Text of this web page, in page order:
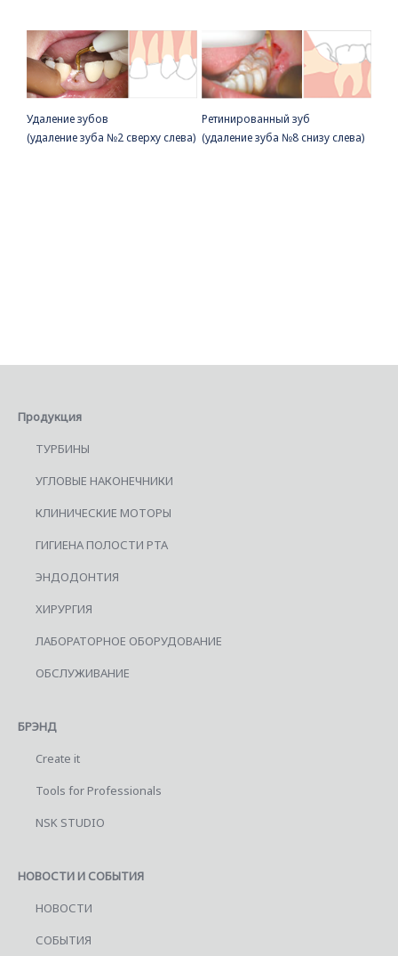
Удаление зубов
(удаление зуба №2 сверху слева)
Ретинированный зуб
(удаление зуба №8 снизу слева)
Продукция
ТУРБИНЫ
УГЛОВЫЕ НАКОНЕЧНИКИ
КЛИНИЧЕСКИЕ МОТОРЫ
ГИГИЕНА ПОЛОСТИ РТА
ЭНДОДОНТИЯ
ХИРУРГИЯ
ЛАБОРАТОРНОЕ ОБОРУДОВАНИЕ
ОБСЛУЖИВАНИЕ
БРЭНД
Create it
Tools for Professionals
NSK STUDIO
НОВОСТИ И СОБЫТИЯ
НОВОСТИ
СОБЫТИЯ